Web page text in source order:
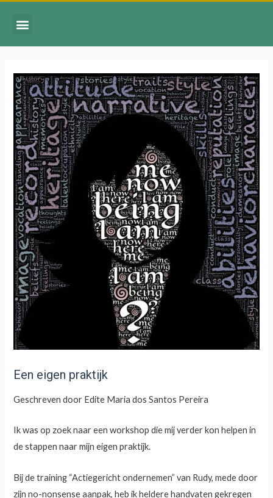
Een eigen praktijk
Geschreven door Edite Maria dos Santos Pereira
Ik was op zoek naar een workshop die mij verder kon helpen in
de stappen naar mijn eigen praktijk.
Bij de training “Actiegericht ondernemen” van Rudy, mede door
zijn no-nonsense aanpak, heb ik heldere handvaten gekregen